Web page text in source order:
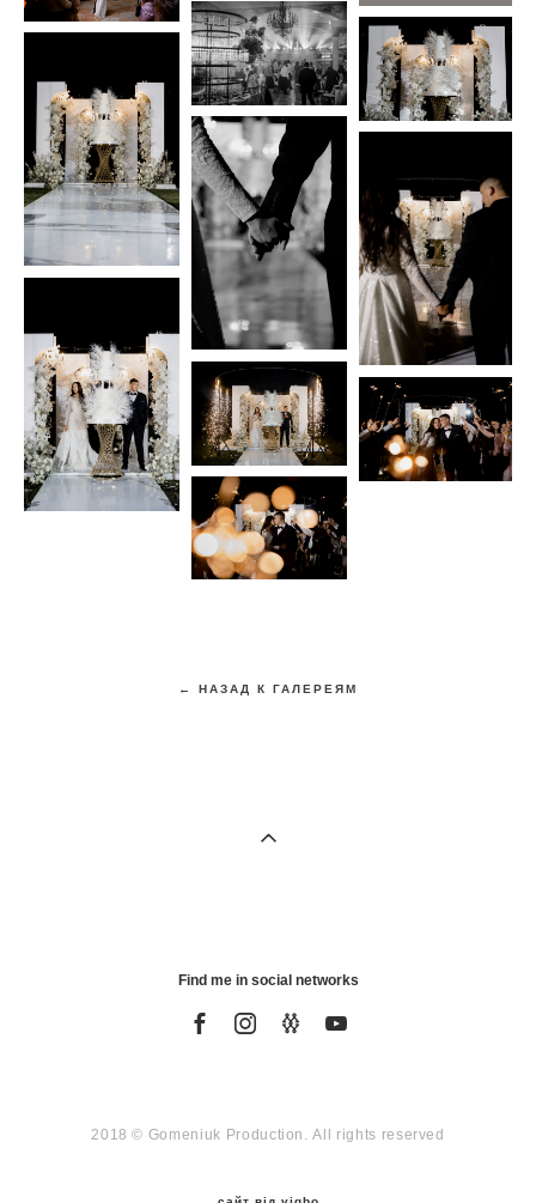
← НАЗАД К ГАЛЕРЕЯМ
Find me in social networks
2018 © Gomeniuk Production. All rights reserved